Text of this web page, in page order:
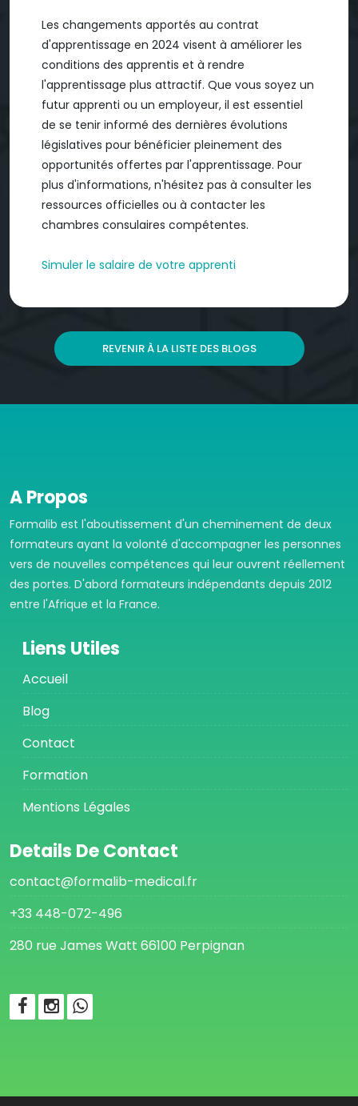
Les changements apportés au contrat
d'apprentissage en 2024 visent à améliorer les
conditions des apprentis et à rendre
l'apprentissage plus attractif. Que vous soyez un
futur apprenti ou un employeur, il est essentiel
de se tenir informé des dernières évolutions
législatives pour bénéficier pleinement des
opportunités offertes par l'apprentissage. Pour
plus d'informations, n'hésitez pas à consulter les
ressources officielles ou à contacter les
chambres consulaires compétentes.
Simuler le salaire de votre apprenti
REVENIR À LA LISTE DES BLOGS
A Propos
Formalib est l'aboutissement d'un cheminement de deux
formateurs ayant la volonté d'accompagner les personnes
vers de nouvelles compétences qui leur ouvrent réellement
des portes. D'abord formateurs indépendants depuis 2012
entre l'Afrique et la France.
Liens Utiles
Accueil
Blog
Contact
Formation
Mentions Légales
Details De Contact
contact@formalib-medical.fr
+33 448-072-496
280 rue James Watt 66100 Perpignan